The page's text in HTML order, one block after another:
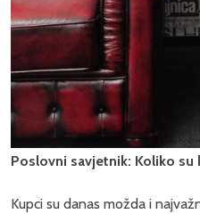
Poslovni savjetnik: Koliko
Kupci su danas možda i